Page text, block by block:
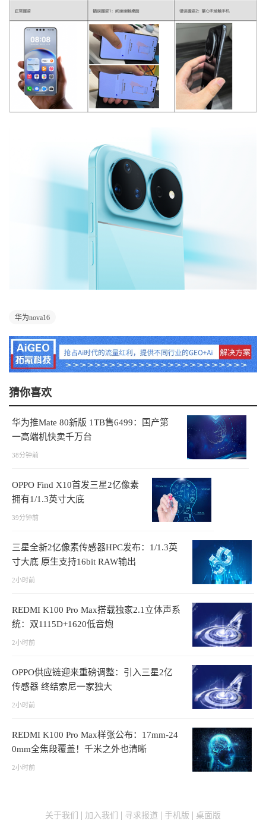
华为nova16
猜你喜欢
华为推Mate 80新版 1TB售6499：国产第
一高端机快卖千万台
38分钟前
OPPO Find X10首发三星2亿像素
拥有1/1.3英寸大底
39分钟前
三星全新2亿像素传感器HPC发布：1/1.3英
寸大底 原生支持16bit RAW输出
2小时前
REDMI K100 Pro Max搭载独家2.1立体声系
统：双1115D+1620低音炮
2小时前
OPPO供应链迎来重磅调整：引入三星2亿
传感器 终结索尼一家独大
2小时前
REDMI K100 Pro Max样张公布：17mm-24
0mm全焦段覆盖！千米之外也清晰
2小时前
关于我们 加入我们 寻求报道 手机版 桌面版